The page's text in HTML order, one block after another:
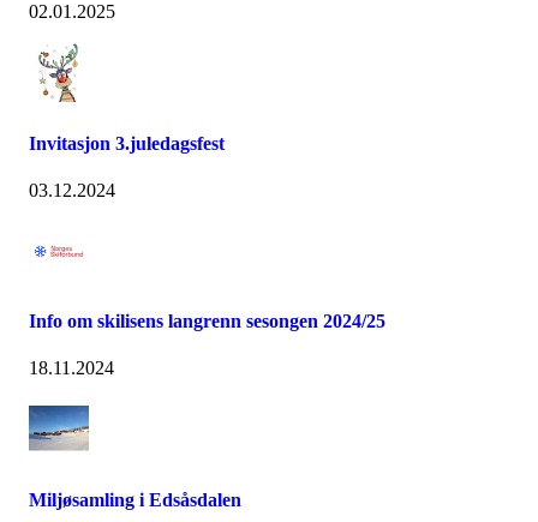
02.01.2025
Invitasjon 3.juledagsfest
03.12.2024
Info om skilisens langrenn sesongen 2024/25
18.11.2024
Miljøsamling i Edsåsdalen